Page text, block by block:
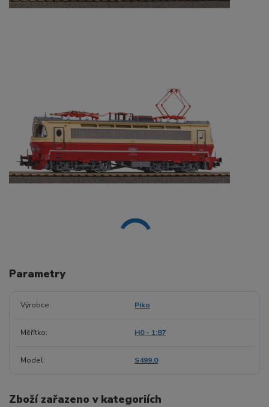
Parametry
Výrobce Piko
Měřítko H0 - 1:87
Model S499.0
Zboží zařazeno v kategoriích